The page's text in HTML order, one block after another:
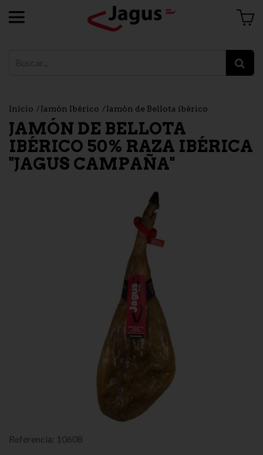
Inicio Jamón Ibérico Jamón de Bellota ibérico
JAMÓN DE BELLOTA
IBÉRICO 50% RAZA IBÉRICA
"JAGUS CAMPAÑA"
Referencia: 10608